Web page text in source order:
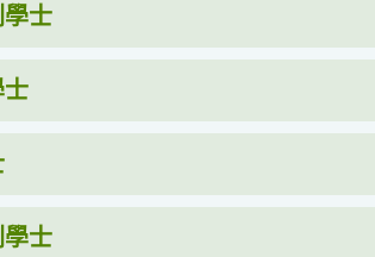
學士
士
士